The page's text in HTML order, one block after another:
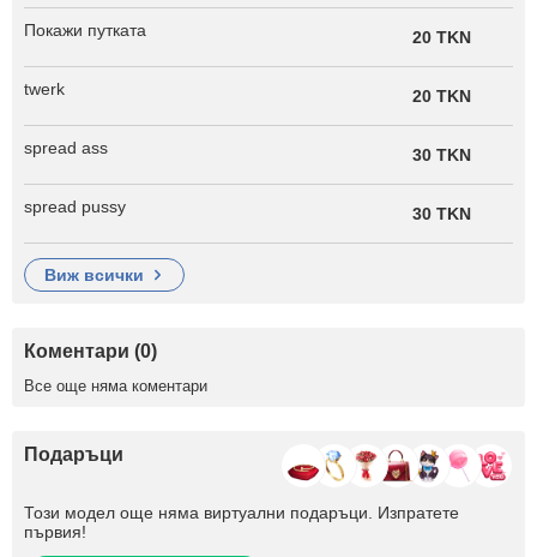
Покажи путката 20 TKN
twerk 20 TKN
spread ass 30 TKN
spread pussy 30 TKN
виж всички
Коментари (0)
Все още няма коментари
Подаръци
Този модел още няма виртуални подаръци. Изпратете
първия!